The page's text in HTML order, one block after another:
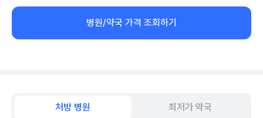
병원/약국 가격 조회하기
처방 병원 최저가 약국